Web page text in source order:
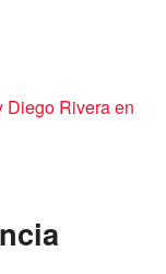
Diego Rivera en